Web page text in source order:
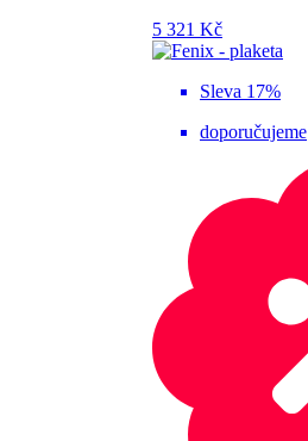
5 321 Kč
Sleva 17%
doporučujeme